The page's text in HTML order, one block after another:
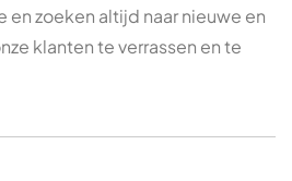
en zoeken altijd naar nieuwe en
klanten te verrassen en te